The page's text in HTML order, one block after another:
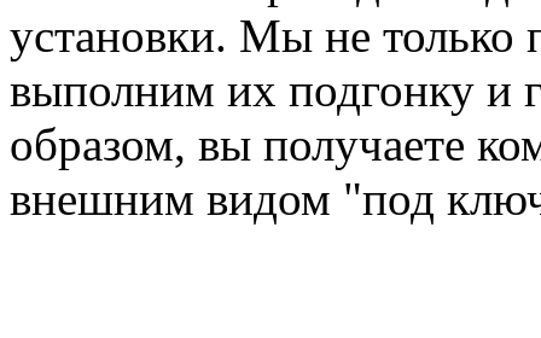
установки. Мы не
выполним их подгонку и
образом, вы получаете
внешним видом "под